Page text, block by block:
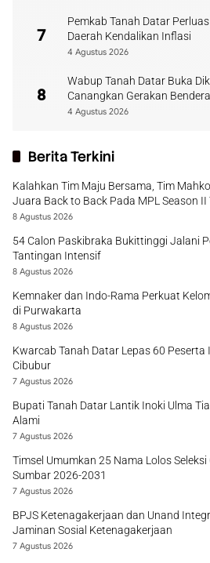
7
Pemkab Tanah Datar
Daerah Kendalikan Inflasi
4 Agustus 2026
8
Wabup Tanah Datar Buka
Canangkan Gerakan Bendera
4 Agustus 2026
Berita Terkini
Kalahkan Tim Maju Bersama, Tim
Juara Back to Back Pada MPL Season II
8 Agustus 2026
54 Calon Paskibraka Bukittinggi Jalani
Tantingan Intensif
8 Agustus 2026
Kemnaker dan Indo-Rama Perkuat
di Purwakarta
8 Agustus 2026
Kwarcab Tanah Datar Lepas 60 Peserta
Cibubur
7 Agustus 2026
Bupati Tanah Datar Lantik Inoki Ulma
Alami
7 Agustus 2026
Timsel Umumkan 25 Nama Lolos
Sumbar 2026-2031
7 Agustus 2026
BPJS Ketenagakerjaan dan Unand
Jaminan Sosial Ketenagakerjaan
7 Agustus 2026